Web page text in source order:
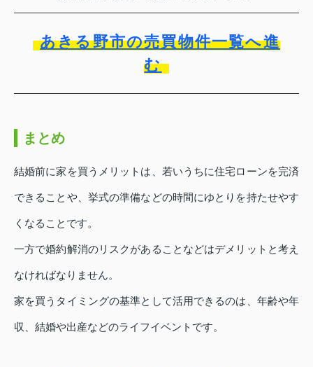
あきる野市の売買物件一覧へ進
む
まとめ
結婚前に家を買うメリットは、若いうちに住宅ローンを完済
できることや、挙式の準備などの時間にゆとりを持たせやす
くなることです。
一方で婚約解消のリスクがあることなどはデメリットと考え
なければなりません。
家を買うタイミングの基準として活用できるのは、年齢や年
収、結婚や出産などのライフイベントです。